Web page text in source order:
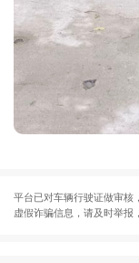
平台已对车辆行驶证做审核
虚假诈骗信息，请及时举报